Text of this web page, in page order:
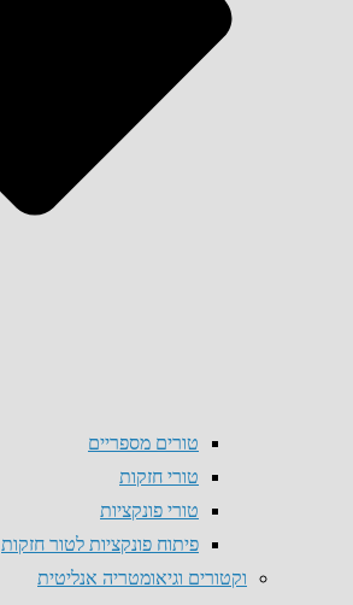
טורים מספריים
טורי חזקות
טורי פונקציות
פיתוח פונקציות לטור חזקות
וקטורים וגיאומטריה אנליטית